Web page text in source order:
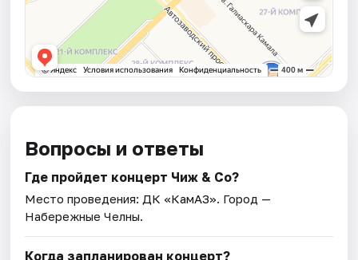
Вопросы и ответы
Где пройдет концерт Чиж & Co?
Место проведения: ДК «КамАЗ». Город —
Набережные Челны.
Когда запланирован концерт?